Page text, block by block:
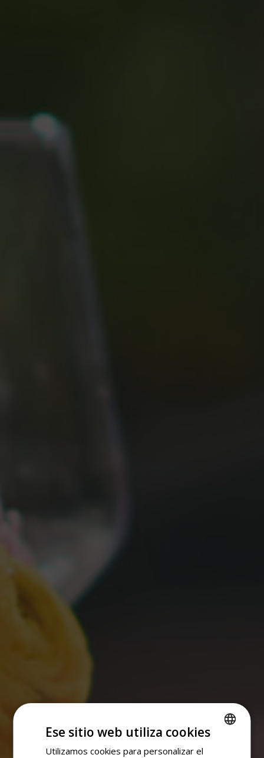
SPANISH
Ese sitio web utiliza cookies
Utilizamos cookies para personalizar el